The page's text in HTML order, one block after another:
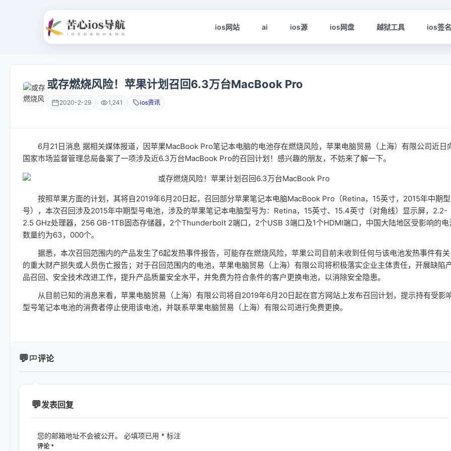
ios网站 ai ios源 ios网盘 越狱工具 ios签
或存燃烧风险！苹果计划召回6.3万台MacBook Pro
2020-2-29 1,241 ios资讯
6月21日消息 据相关媒体报道，因苹果MacBook Pro笔记本电脑的电池存在燃烧风险，苹果电脑贸易（上海）有限公司近日
国家市场监督管理总局备案了一项涉及近6.3万台MacBook Pro的召回计划！感兴趣的朋友，不妨来了解一下。
按照苹果方面的计划，其将自2019年6月20日起，召回部分苹果笔记本电脑MacBook Pro（Retina，15英寸，2015年中期型
号），本次召回涉及2015年中期型号电池，涉及的苹果笔记本电脑型号为：Retina，15英寸、15.4英寸（对角线）显示屏，2.2-
2.5 GHz处理器，256 GB-1TB固态存储器，2个Thunderbolt 2端口，2个USB 3端口及1个HDMI端口，中国大陆地区受影响的电
数量约为63，000个。
据悉，本次召回范围内的产品发生了6起发热事件报告，可能存在燃烧风险，苹果公司目前未收到任何与该电池发热事件有关
的重大财产损失或人员伤亡报告；对于召回范围内的电池，苹果电脑贸易（上海）有限公司将积极落实企业主体责任，开展缺陷
品召回、安全技术改进工作，提升产品质量安全水平，并免费为符合条件的客户更换电池，以消除安全隐患。
从目前已知的消息来看，苹果电脑贸易（上海）有限公司将自2019年6月20日起在官方网站上发布召回计划，提示持有受影
型号笔记本电池的消费者停止使用该电池，并联系苹果电脑贸易（上海）有限公司进行免费更换。
评论
发表回复
您的邮箱地址不会被公开。 必填项已用 * 标注
评论 *